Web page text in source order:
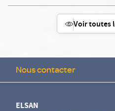
Voir toutes
Nous contacter
ELSAN